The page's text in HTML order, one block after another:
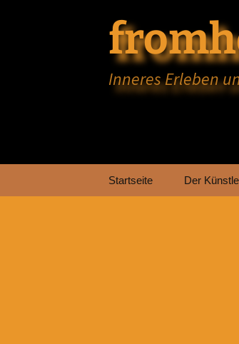
Inneres Erleben
Startseite Der